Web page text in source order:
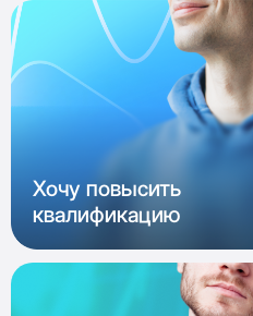
Хочу повысить
квалификацию